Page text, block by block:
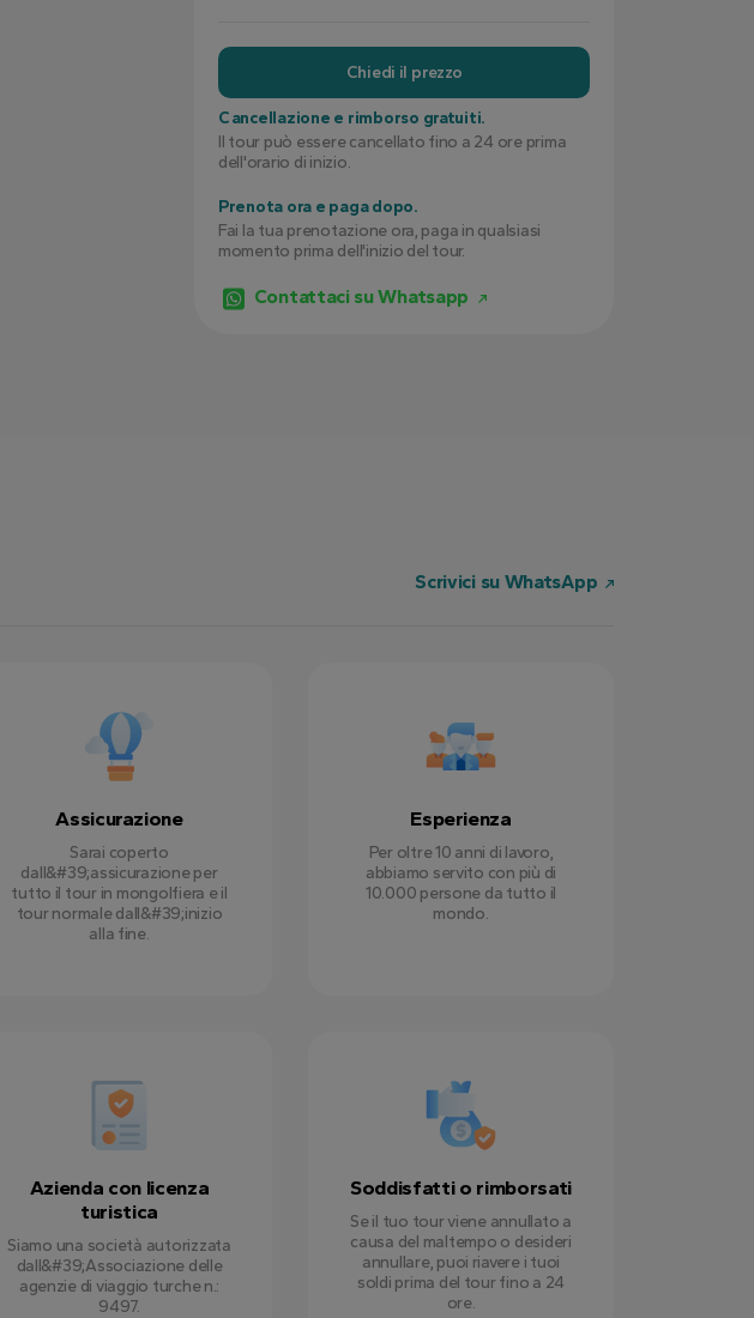
Chiedi il prezzo
Cancellazione e rimborso gratuiti.
Il tour può essere cancellato fino a 24 ore prima
dell'orario di inizio.
Prenota ora e paga dopo.
Fai la tua prenotazione ora, paga in qualsiasi
momento prima dell'inizio del tour.
Contattaci su Whatsapp
Scrivici su WhatsApp
Assicurazione
Sarai coperto
dall&#39;assicurazione per
tutto il tour in mongolfiera e il
tour normale dall&#39;inizio
alla fine.
Esperienza
Per oltre 10 anni di lavoro,
abbiamo servito con più di
10.000 persone da tutto il
mondo.
Azienda con licenza
turistica
Siamo una società autorizzata
dall&#39;Associazione delle
agenzie di viaggio turche n.:
9497.
Soddisfatti o rimborsati
Se il tuo tour viene annullato a
causa del maltempo o desideri
annullare, puoi riavere i tuoi
soldi prima del tour fino a 24
ore.